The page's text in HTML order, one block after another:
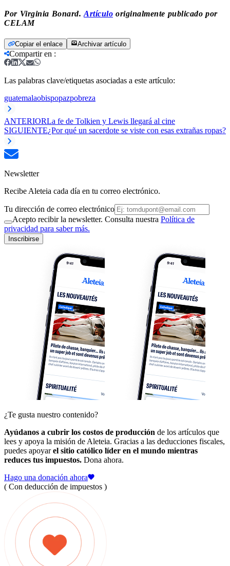
Por Virginia Bonard. Artículo originalmente publicado por
CELAM
Copiar el enlace Archivar artículo
Compartir en :
Las palabras clave/etiquetas asociadas a este artículo:
guatemalaobispopazpobreza
ANTERIORLa fe de Tolkien y Lewis llegará al cine
SIGUIENTE¿Por qué un sacerdote se viste con esas extrañas ropas?
Newsletter
Recibe Aleteia cada día en tu correo electrónico.
Tu dirección de correo electrónico
Acepto recibir la newsletter. Consulta nuestra Política de
privacidad para saber más.
Inscribirse
¿Te gusta nuestro contenido?
Ayúdanos a cubrir los costos de producción de los artículos que
lees y apoya la misión de Aleteia. Gracias a las deducciones fiscales,
puedes apoyarel sitio católico líder en el mundo mientras
reduces tus impuestos. Dona ahora.
Hago una donación ahora
( Con deducción de impuestos )